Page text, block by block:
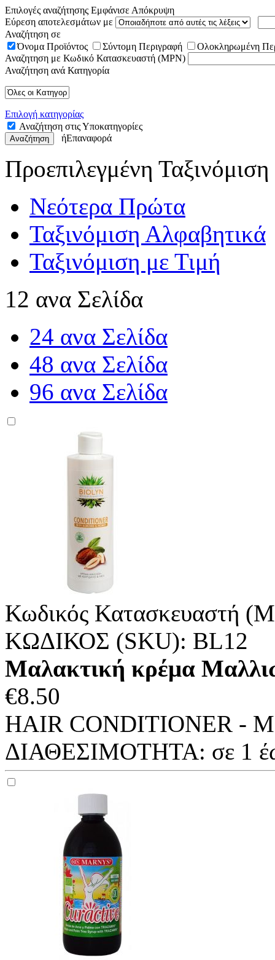
Επιλογές αναζήτησης Εμφάνισε Απόκρυψη
Εύρεση αποτελεσμάτων με
Αναζήτηση σε
Όνομα Προϊόντος
Σύντομη Περιγραφή
Ολοκληρωμένη
Αναζητηση με Κωδικό Κατασκευαστή (MPN)
Αναζήτηση ανά Κατηγορία
Επιλογή κατηγορίας
Αναζήτηση στις Υποκατηγορίες
Αναζήτηση ήΕπαναφορά
Προεπιλεγμένη Ταξινόμιση
Νεότερα Πρώτα
Ταξινόμιση Αλφαβητικά
Ταξινόμιση με Τιμή
12 ανα Σελίδα
24 ανα Σελίδα
48 ανα Σελίδα
96 ανα Σελίδα
Κωδικός Κατασκευαστή
ΚΩΔΙΚΟΣ (SKU): BL12
Μαλακτική κρέμα
€8.50
HAIR CONDITIONER -
ΔΙΑΘΕΣΙΜΟΤΗΤΑ: σε 1